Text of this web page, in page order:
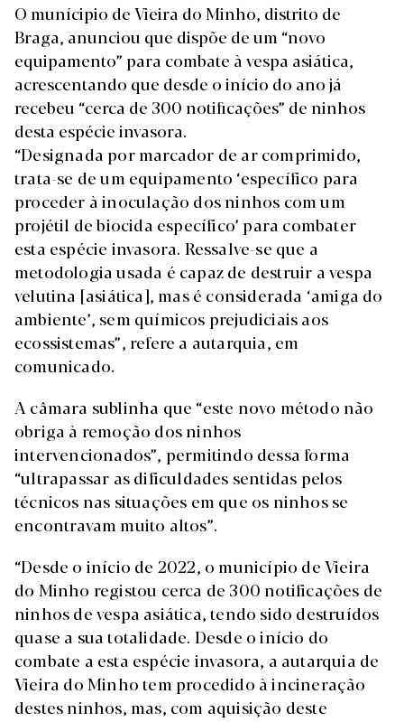
O munícipio de Vieira do Minho, distrito de
Braga, anunciou que dispõe de um “novo
equipamento” para combate à vespa asiática,
acrescentando que desde o início do ano já
recebeu “cerca de 300 notificações” de ninhos
desta espécie invasora.
“Designada por marcador de ar comprimido,
trata-se de um equipamento ‘específico para
proceder à inoculação dos ninhos com um
projétil de biocida específico’ para combater
esta espécie invasora. Ressalve-se que a
metodologia usada é capaz de destruir a vespa
velutina [asiática], mas é considerada ‘amiga do
ambiente’, sem químicos prejudiciais aos
ecossistemas”, refere a autarquia, em
comunicado.
A câmara sublinha que “este novo método não
obriga à remoção dos ninhos
intervencionados”, permitindo dessa forma
“ultrapassar as dificuldades sentidas pelos
técnicos nas situações em que os ninhos se
encontravam muito altos”.
“Desde o início de 2022, o município de Vieira
do Minho registou cerca de 300 notificações de
ninhos de vespa asiática, tendo sido destruídos
quase a sua totalidade. Desde o início do
combate a esta espécie invasora, a autarquia de
Vieira do Minho tem procedido à incineração
destes ninhos, mas, com aquisição deste